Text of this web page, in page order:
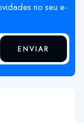
no seu e-
ENVIAR